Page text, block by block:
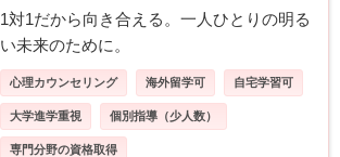
1対1だから向き合える。一人ひとりの明る
い未来のために。
心理カウンセリング 海外留学可 自宅学習可
大学進学重視 個別指導（少人数）
専門分野の資格取得